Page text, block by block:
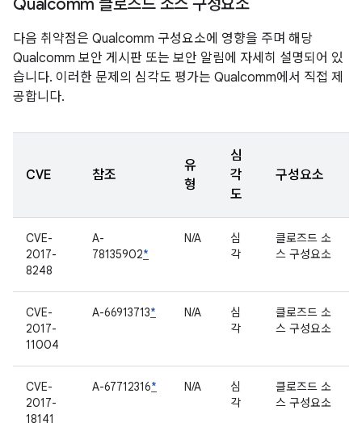
Qualcomm 클로즈드 소스 구성요소
다음 취약점은 Qualcomm 구성요소에 영향을 주며 해당
Qualcomm 보안 게시판 또는 보안 알림에 자세히 설명되어 있
습니다. 이러한 문제의 심각도 평가는 Qualcomm에서 직접 제
공합니다.
CVE 참조
유
형
심
각
도
구성요소
CVE-
2017-
8248
A-
78135902*
N/A
심
각
클로즈드 소
스 구성요소
CVE-
2017-
11004
A-66913713* N/A
심
각
클로즈드 소
스 구성요소
CVE-
2017-
18141
A-67712316* N/A
심
각
클로즈드 소
스 구성요소